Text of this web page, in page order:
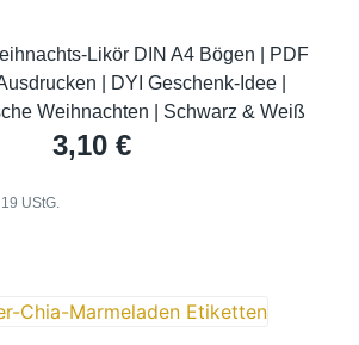
Likör DIN A4 Bögen | PDF
| DYI Geschenk-Idee |
Weihnachten | Schwarz & Weiß
3,10 €
UStG.